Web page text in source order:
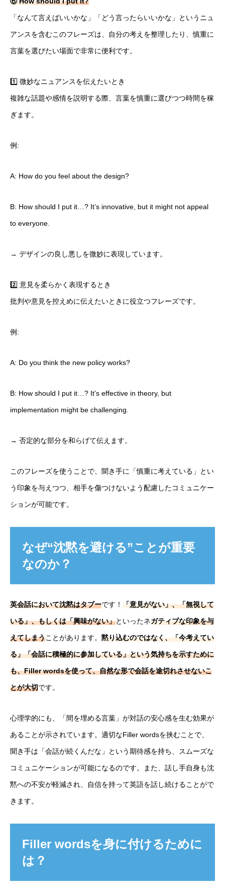
サービス
ブログ
その他
「なんて言えばいいかな」「どう言ったらいいかな」というニュ
アンスを含むこのフレーズは、自分の考えを整理したり、慎重に
言葉を選びたい場面で非常に便利です。
1️⃣ 微妙なニュアンスを伝えたいとき
複雑な話題や感情を説明する際、言葉を慎重に選びつつ時間を稼
ぎます。
例:
A: How do you feel about the design?
B: How should I put it…? It’s innovative, but it might not appeal
to everyone.
→ デザインの良し悪しを微妙に表現しています。
2️⃣ 意見を柔らかく表現するとき
批判や意見を控えめに伝えたいときに役立つフレーズです。
例:
A: Do you think the new policy works?
B: How should I put it…? It’s effective in theory, but
implementation might be challenging.
→ 否定的な部分を和らげて伝えます。
このフレーズを使うことで、聞き手に「慎重に考えている」とい
う印象を与えつつ、相手を傷つけないよう配慮したコミュニケー
ションが可能です。
なぜ“沈黙を避ける”ことが重要
なのか？
英会話において沈黙はタブーです！ 「意見がない」、「無視して
いる」、もしくは「興味がない」といったネガティブな印象を与
えてしまうことがあります。 黙り込むのではなく、「今考えてい
る」「会話に積極的に参加している」という気持ちを示すために
も、Filler wordsを使って、自然な形で会話を途切れさせないこ
とが大切です。
心理学的にも、「間を埋める言葉」が対話の安心感を生む効果が
あることが示されています。適切なFiller wordsを挟むことで、
聞き手は「会話が続くんだな」という期待感を持ち、スムーズな
コミュニケーションが可能になるのです。また、話し手自身も沈
黙への不安が軽減され、自信を持って英語を話し続けることがで
きます。
Filler wordsを身に付けるために
は？